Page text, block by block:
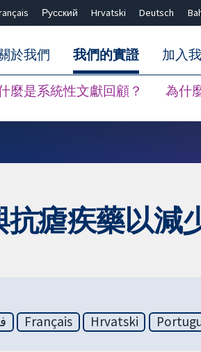
Русский Hrvatski Deutsch
於我們 我們的實證
麼是系統性文獻回顧？ 為什
加入
瘧疾藥以減
Français Hrvatski